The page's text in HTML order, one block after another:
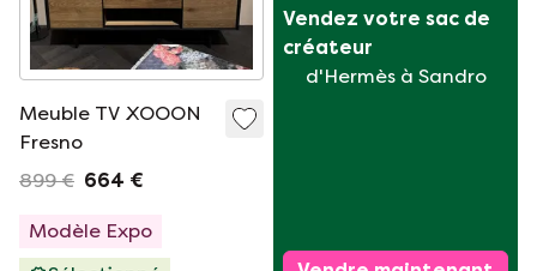
Meuble TV XOOON
Fresno
899 € 664 €
Modèle Expo
Vendez votre sac de
créateur
d'Hermès à Sandro